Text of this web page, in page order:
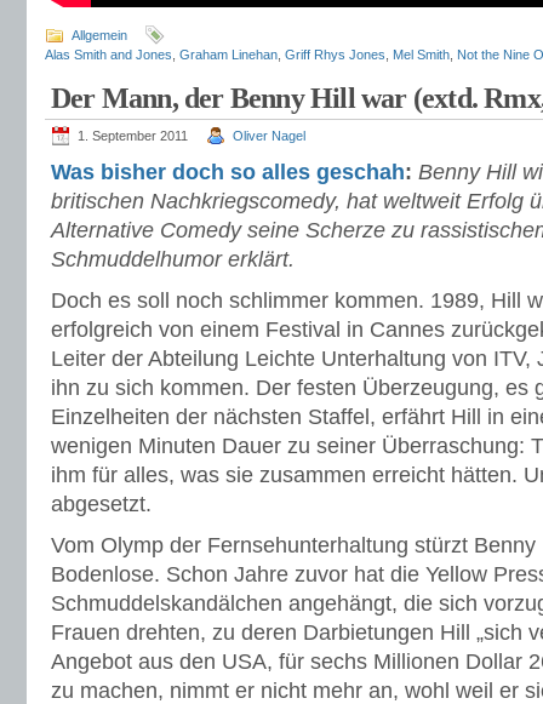
Allgemein
Alas Smith and Jones Graham Linehan Griff Rhys Jones Mel Smith Not the Nine
Der Mann, der Benny Hill war (extd.
1. September 2011 Oliver Nagel
Was bisher doch so alles geschah: Benny Hill
britischen Nachkriegscomedy, hat weltweit Erfolg
Alternative Comedy seine Scherze zu
Schmuddelhumor erklärt.
Doch es soll noch schlimmer kommen. 1989, Hill
erfolgreich von einem Festival in Cannes
Leiter der Abteilung Leichte Unterhaltung von ITV,
ihn zu sich kommen. Der festen Überzeugung, es
Einzelheiten der nächsten Staffel, erfährt Hill in
wenigen Minuten Dauer zu seiner Überraschung:
ihm für alles, was sie zusammen erreicht hätten.
abgesetzt.
Vom Olymp der Fernsehunterhaltung stürzt
Bodenlose. Schon Jahre zuvor hat die Yellow
Schmuddelskandälchen angehängt, die sich
Frauen drehten, zu deren Darbietungen Hill „sich
Angebot aus den USA, für sechs Millionen Dollar
zu machen, nimmt er nicht mehr an, wohl weil er